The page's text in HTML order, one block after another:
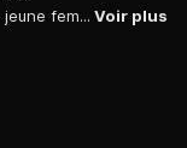
Restés seuls dans leur nouvelle maison, une jeune femme et son beau-fils, qui se connaissent mal, sont confrontés à des forces obscures et effrayantes. Voir plus